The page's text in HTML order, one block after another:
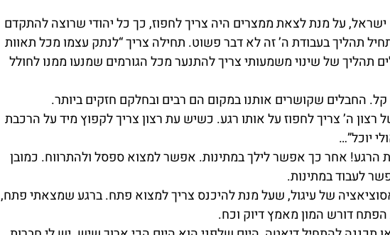
על מנת לצאת ממצרים היה צריך לחפוז, כך כל יהודי שרוצה להתקדם
תהליך בעבודת ה’ זה לא דבר פשוט. תחילה צריך “לנתק עצמו מכל תאוות
תהליך של שינוי משמעותי צריך להתנער מכל הגורמים שמנעו ממנו לחולל
החבלים שקושרים אותנו במקום הם רבים ובחלקם חזקים ביותר.
רצון ה’ צריך לחפוז על אותו רגע. כשיש עת רצון צריך לקפוץ מיד על הרכבת
יוכל”…
הרגע! אחר כך אפשר לילך במתינות. אפשר למצוא ספסל ולהתרווח. כמובן
לעבוד במתינות.
של עיגול, שעל מנת להיכנס צריך למצוא פתח. ברגע שמצאתי פתח,
דורש המון מאמץ דיוק וכח.